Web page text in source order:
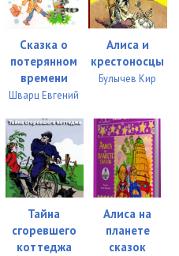
Сказка о
потерянном
времени
Шварц Евгений
Алиса и
крестоносцы
Булычев Кир
Тайна
сгоревшего
коттеджа
Алиса на
планете
сказок